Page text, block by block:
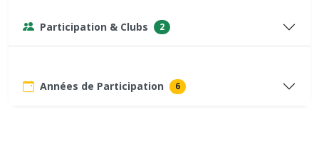
Participation & Clubs 2
Années de Participation 6